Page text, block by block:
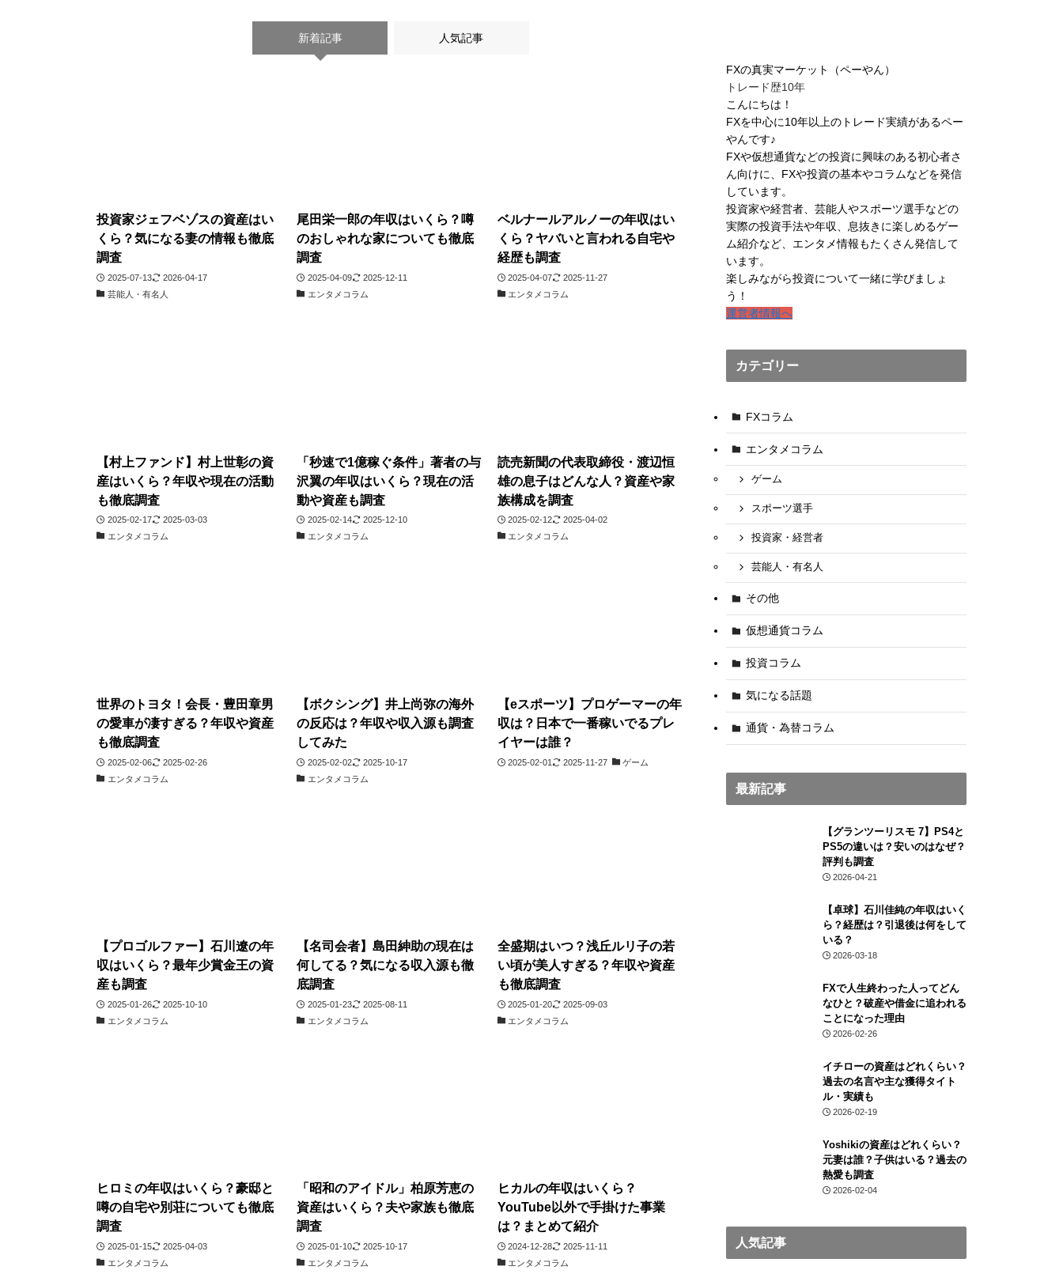
新着記事 人気記事
投資家ジェフベゾスの資産はい
くら？気になる妻の情報も徹底
調査
2025-07-13
2026-04-17
芸能人・有名人
尾田栄一郎の年収はいくら？噂
のおしゃれな家についても徹底
調査
2025-04-09
2025-12-11
エンタメコラム
ベルナールアルノーの年収はい
くら？ヤバいと言われる自宅や
経歴も調査
2025-04-07
2025-11-27
エンタメコラム
【村上ファンド】村上世彰の資
産はいくら？年収や現在の活動
も徹底調査
2025-02-17
2025-03-03
エンタメコラム
「秒速で1億稼ぐ条件」著者の与
沢翼の年収はいくら？現在の活
動や資産も調査
2025-02-14
2025-12-10
エンタメコラム
読売新聞の代表取締役・渡辺恒
雄の息子はどんな人？資産や家
族構成を調査
2025-02-12
2025-04-02
エンタメコラム
世界のトヨタ！会長・豊田章男
の愛車が凄すぎる？年収や資産
も徹底調査
2025-02-06
2025-02-26
エンタメコラム
【ボクシング】井上尚弥の海外
の反応は？年収や収入源も調査
してみた
2025-02-02
2025-10-17
エンタメコラム
【eスポーツ】プロゲーマーの年
収は？日本で一番稼いでるプレ
イヤーは誰？
2025-02-01 2025-11-27 ゲーム
【プロゴルファー】石川遼の年
収はいくら？最年少賞金王の資
産も調査
2025-01-26
2025-10-10
エンタメコラム
【名司会者】島田紳助の現在は
何してる？気になる収入源も徹
底調査
2025-01-23
2025-08-11
エンタメコラム
全盛期はいつ？浅丘ルリ子の若
い頃が美人すぎる？年収や資産
も徹底調査
2025-01-20
2025-09-03
エンタメコラム
ヒロミの年収はいくら？豪邸と
噂の自宅や別荘についても徹底
調査
2025-01-15
2025-04-03
エンタメコラム
「昭和のアイドル」柏原芳恵の
資産はいくら？夫や家族も徹底
調査
2025-01-10
2025-10-17
エンタメコラム
ヒカルの年収はいくら？
YouTube以外で手掛けた事業
は？まとめて紹介
2024-12-28
2025-11-11
エンタメコラム
FXの真実マーケット（ペーやん）
トレード歴10年
こんにちは！
FXを中心に10年以上のトレード実績があるペー
やんです♪
FXや仮想通貨などの投資に興味のある初心者さ
ん向けに、FXや投資の基本やコラムなどを発信
しています。
投資家や経営者、芸能人やスポーツ選手などの
実際の投資手法や年収、息抜きに楽しめるゲー
ム紹介など、エンタメ情報もたくさん発信して
います。
楽しみながら投資について一緒に学びましょ
う！
運営者情報へ
カテゴリー
FXコラム
エンタメコラム
ゲーム
スポーツ選手
投資家・経営者
芸能人・有名人
その他
仮想通貨コラム
投資コラム
気になる話題
通貨・為替コラム
最新記事
【グランツーリスモ 7】PS4と
PS5の違いは？安いのはなぜ？
評判も調査
2026-04-21
【卓球】石川佳純の年収はいく
ら？経歴は？引退後は何をして
いる？
2026-03-18
FXで人生終わった人ってどん
なひと？破産や借金に追われる
ことになった理由
2026-02-26
イチローの資産はどれくらい？
過去の名言や主な獲得タイト
ル・実績も
2026-02-19
Yoshikiの資産はどれくらい？
元妻は誰？子供はいる？過去の
熱愛も調査
2026-02-04
人気記事